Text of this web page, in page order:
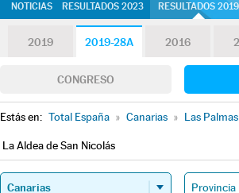
NOTICIAS RESULTADOS 2023 RESULTADOS 2019
2019 2019-28A 2016
CONGRESO
Estás en: Total España » Canarias » Las Palmas
La Aldea de San Nicolás